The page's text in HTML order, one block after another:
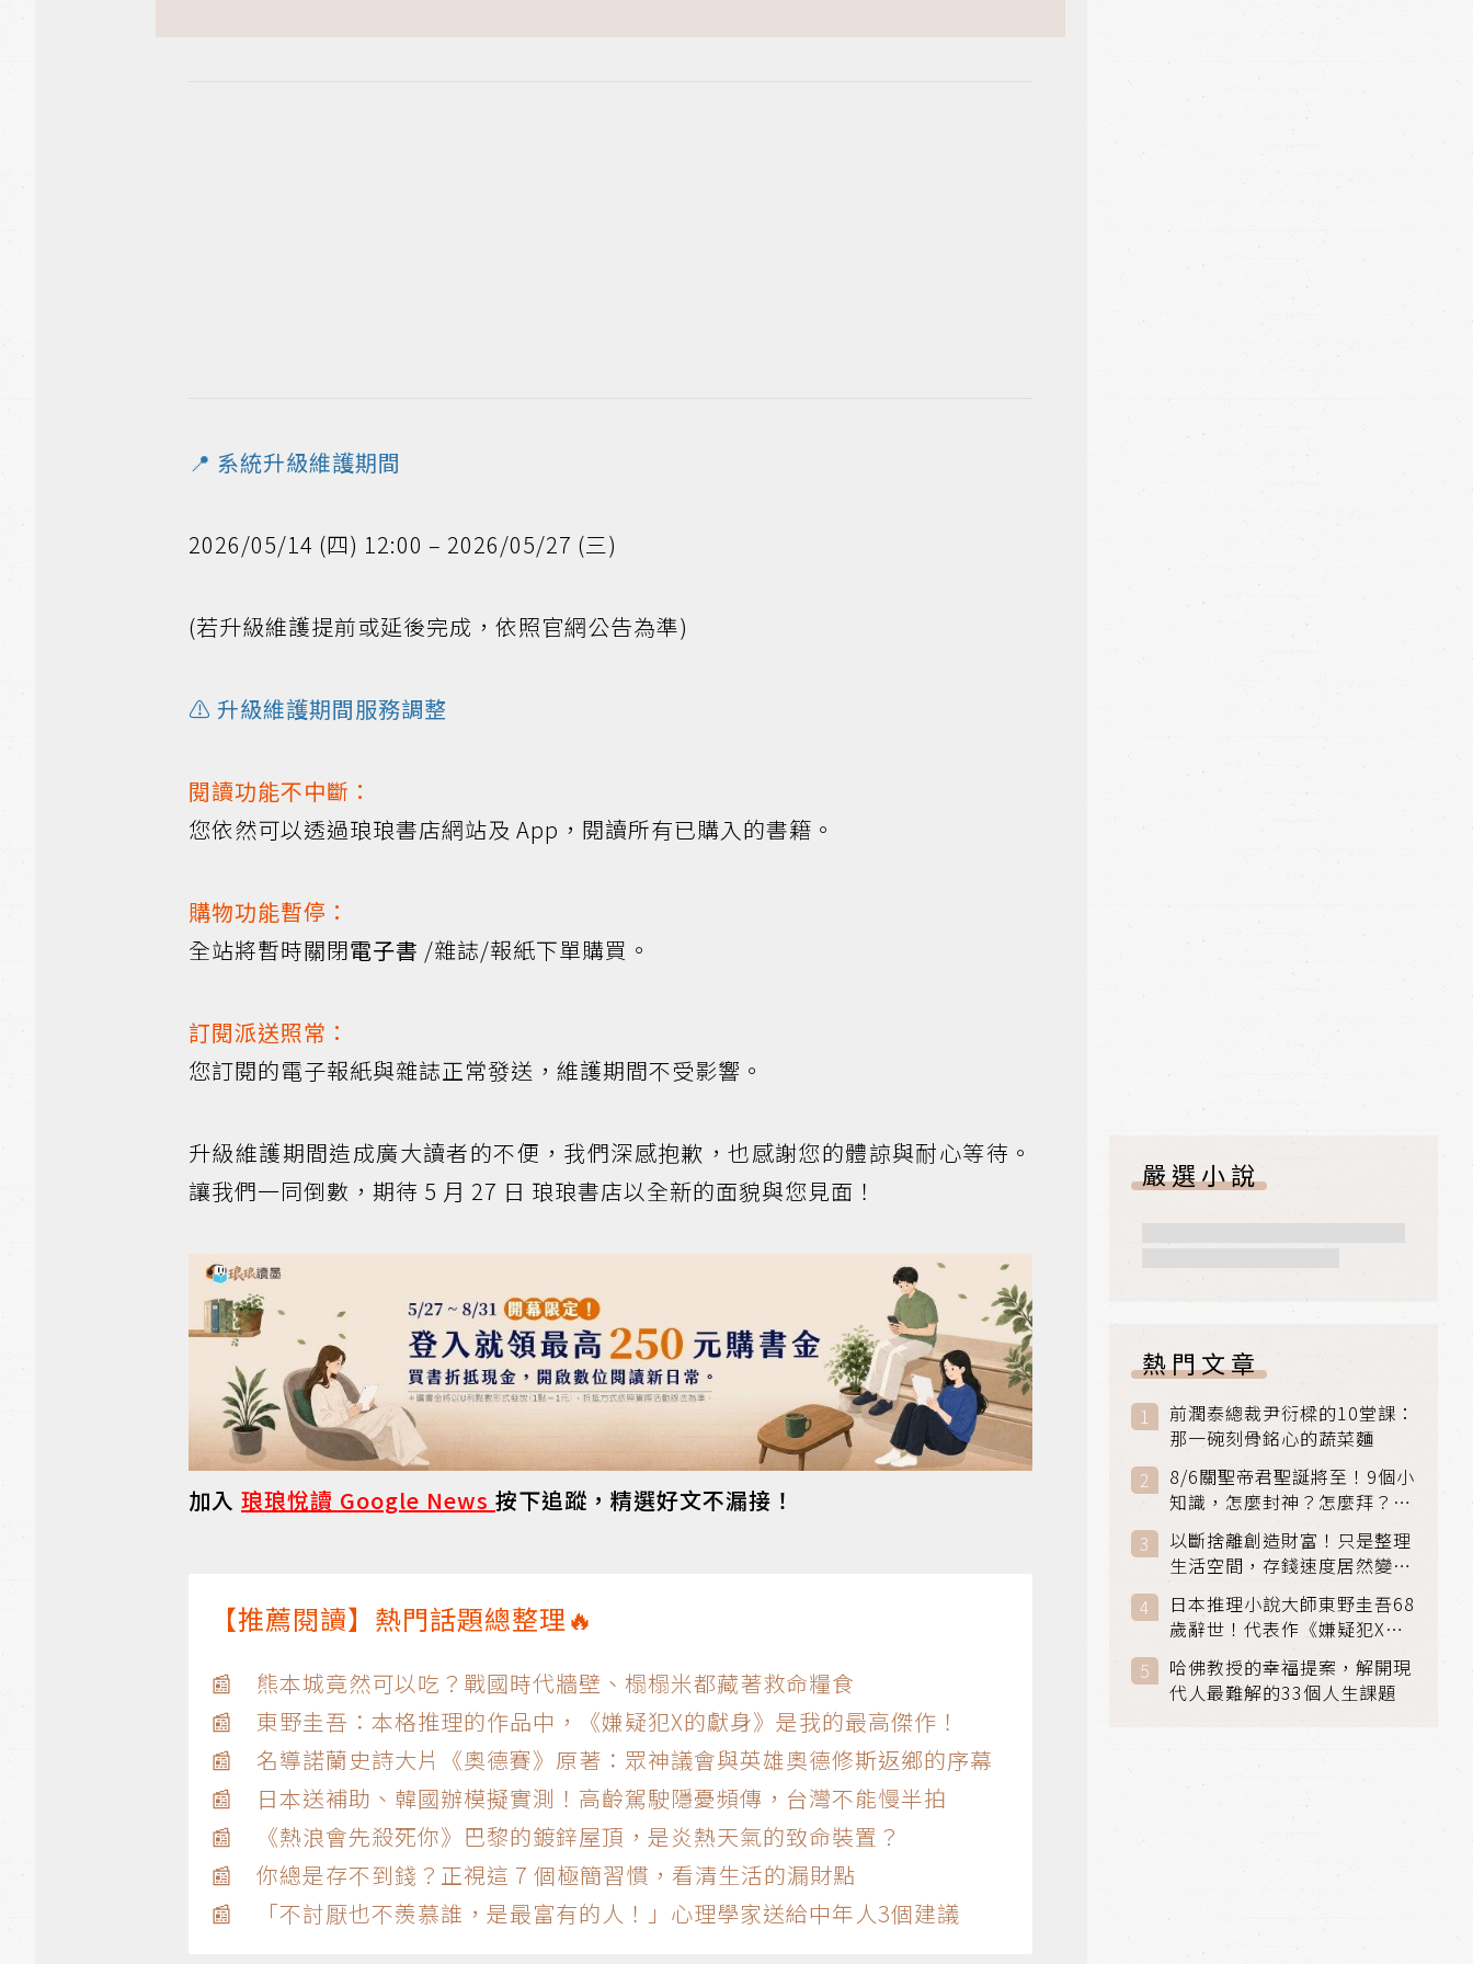
📍 系統升級維護期間
2026/05/14 (四) 12:00 – 2026/05/27 (三)
(若升級維護提前或延後完成，依照官網公告為準)
⚠️ 升級維護期間服務調整
閱讀功能不中斷：
您依然可以透過琅琅書店網站及 App，閱讀所有已購入的書籍。
購物功能暫停：
全站將暫時關閉電子書 /雜誌/報紙下單購買。
訂閱派送照常：
您訂閱的電子報紙與雜誌正常發送，維護期間不受影響。
升級維護期間造成廣大讀者的不便，我們深感抱歉，也感謝您的體諒與耐心等待。
讓我們一同倒數，期待 5 月 27 日 琅琅書店以全新的面貌與您見面！
加入 琅琅悅讀 Google News 按下追蹤，精選好文不漏接！
【推薦閱讀】熱門話題總整理🔥
📰 熊本城竟然可以吃？戰國時代牆壁、榻榻米都藏著救命糧食
📰 東野圭吾：本格推理的作品中，《嫌疑犯X的獻身》是我的最高傑作！
📰 名導諾蘭史詩大片《奧德賽》原著：眾神議會與英雄奧德修斯返鄉的序幕
📰 日本送補助、韓國辦模擬實測！高齡駕駛隱憂頻傳，台灣不能慢半拍
📰 《熱浪會先殺死你》巴黎的鍍鋅屋頂，是炎熱天氣的致命裝置？
📰 你總是存不到錢？正視這 7 個極簡習慣，看清生活的漏財點
📰 「不討厭也不羨慕誰，是最富有的人！」心理學家送給中年人3個建議
嚴選小說
熱門文章
前潤泰總裁尹衍樑的10堂課：
那一碗刻骨銘心的蔬菜麵
8/6關聖帝君聖誕將至！9個小
知識，怎麼封神？怎麼拜？該
拜哪個關帝？
以斷捨離創造財富！只是整理
生活空間，存錢速度居然變快
日本推理小說大師東野圭吾68
歲辭世！代表作《嫌疑犯X的
獻身》《解憂雜貨店》獲獎無
數
哈佛教授的幸福提案，解開現
代人最難解的33個人生課題